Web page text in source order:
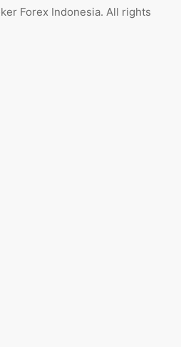
Forex Indonesia. All rights